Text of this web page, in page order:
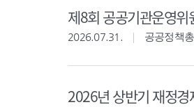
제8회 공공기관운영위
2026.07.31. 공공정책
2026년 상반기 재정